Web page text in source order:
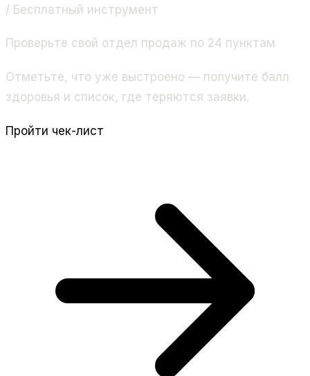
/ Бесплатный инструмент
Проверьте свой отдел продаж по 24 пунктам
Отметьте, что уже выстроено — получите балл
здоровья и список, где теряются заявки.
Пройти чек-лист